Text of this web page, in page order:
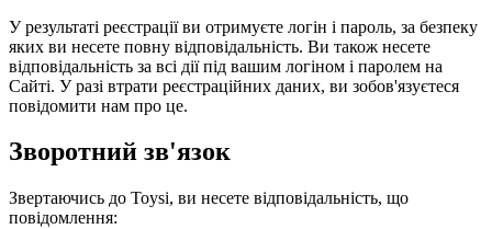
У результаті реєстрації ви отримуєте логін і пароль, за безпеку
яких ви несете повну відповідальність. Ви також несете
відповідальність за всі дії під вашим логіном і паролем на
Сайті. У разі втрати реєстраційних даних, ви зобов'язуєтеся
повідомити нам про це.
Зворотний зв'язок
Звертаючись до Toysi, ви несете відповідальність, що
повідомлення: